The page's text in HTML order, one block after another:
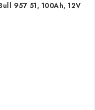
957 51, 100Ah, 12V